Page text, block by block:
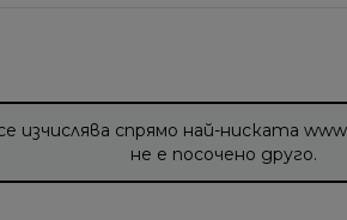
изчислява спрямо най-ниската
не е посочено друго.